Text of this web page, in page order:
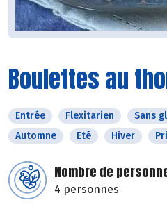
Boulettes au
Entrée Flexitarien Sans
Automne
Eté Hiver
Nombre de
4 personnes